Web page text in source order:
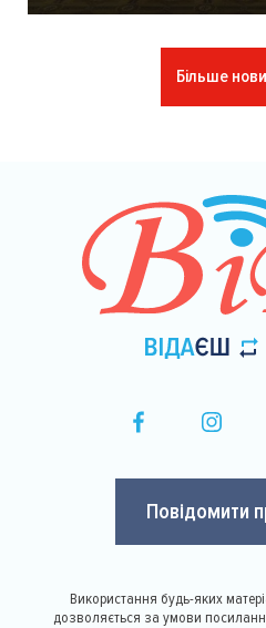
Більше
Повідомити
Використання будь-яких
дозволяється за умови